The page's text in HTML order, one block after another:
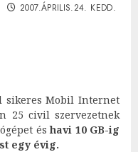
2007.ÁPRILIS.24. KEDD.
sikeres Mobil Internet
25 civil szervezetnek
éshavi 10 GB-ig
egy évig.